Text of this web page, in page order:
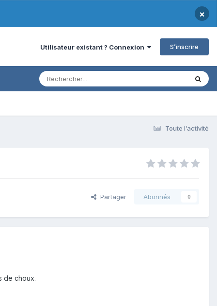
×
Utilisateur existant ? Connexion S’inscrire
Toute l’activité
Partager Abonnés 0
de choux.